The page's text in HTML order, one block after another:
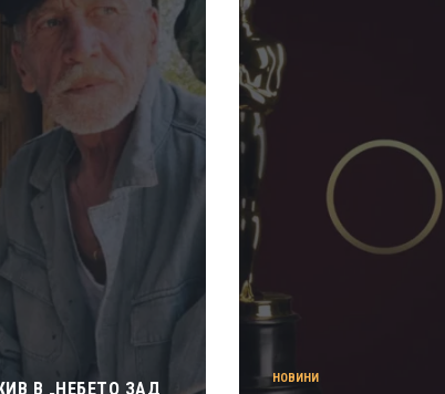
В „НЕБЕТО ЗАД
НОВИНИ